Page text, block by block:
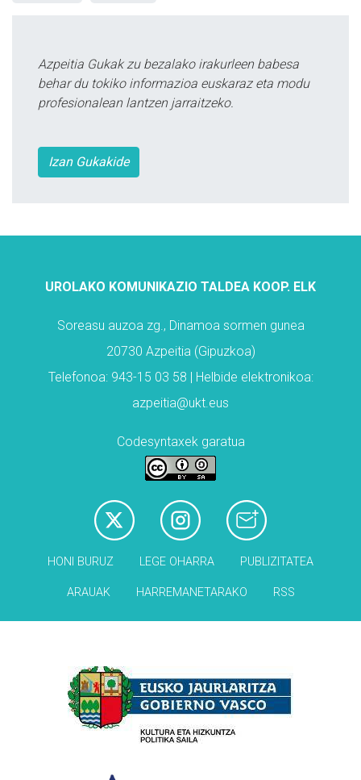
Azpeitia Gukak zu bezalako irakurleen babesa
behar du tokiko informazioa euskaraz eta modu
profesionalean lantzen jarraitzeko.
Izan Gukakide
UROLAKO KOMUNIKAZIO TALDEA KOOP. ELK
Soreasu auzoa zg., Dinamoa sormen gunea
20730 Azpeitia (Gipuzkoa)
Telefonoa: 943-15 03 58 | Helbide elektronikoa:
azpeitia@ukt.eus
Codesyntaxek garatua
HONI BURUZ LEGE OHARRA PUBLIZITATEA
ARAUAK HARREMANETARAKO RSS